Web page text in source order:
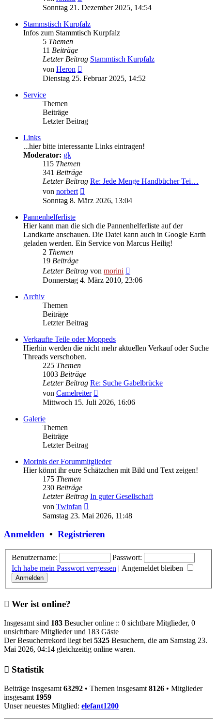
Beitrag
Sonntag 21. Dezember 2025, 14:54
Stammstisch Kurpfalz
Infos zum Stammtisch Kurpfalz
5 Themen
11 Beiträge
Letzter Beitrag Stammtisch Kurpfalz
von Heron
Beitrag
Dienstag 25. Februar 2025, 14:52
Service
Themen
Beiträge
Letzter Beitrag
Links
...hier bitte interessante Links eintragen!
Moderator: gk
115 Themen
341 Beiträge
Letzter Beitrag Re: Jede Menge Handbücher Tei…
von norbert
Beitrag
Sonntag 8. März 2026, 13:04
Pannenhelferliste
Hier kann man die sich die Pannenhelferliste auf der
Landkarte anschauen. Die Datei kann auch in Google Earth
geladen werden. Ein Service von Marcus Heilig!
2 Themen
19 Beiträge
Letzter Beitrag von morini
Beitrag
Donnerstag 4. März 2010, 23:06
Archiv
Themen
Beiträge
Letzter Beitrag
Verkaufte Teile oder Moppeds
Hierhin werden die nicht mehr aktuellen Verkauf oder Suche
Threads verschoben.
225 Themen
1003 Beiträge
Letzter Beitrag Re: Suche Gabelbrücke
von Camelreiter
Beitrag
Mittwoch 15. Juli 2026, 16:06
Galerie
Themen
Beiträge
Letzter Beitrag
Morinis der Forummitglieder
Hier könnt ihr eure Schätzchen mit Bild und Text zeigen!
175 Themen
230 Beiträge
Letzter Beitrag In guter Gesellschaft
von Twinfan
Beitrag
Samstag 23. Mai 2026, 11:48
Anmelden • Registrieren
Benutzername:
Passwort:
Ich habe mein Passwort vergessen | Angemeldet bleiben
Wer ist online?
Insgesamt sind 183 Besucher online :: 0 sichtbare Mitglieder, 0
unsichtbare Mitglieder und 183 Gäste
Der Besucherrekord liegt bei 5325 Besuchern, die am Samstag 23.
Mai 2026, 04:14 gleichzeitig online waren.
Statistik
Beiträge insgesamt 63292 • Themen insgesamt 8126 • Mitglieder
insgesamt 1959
Unser neuestes Mitglied: elefant1200